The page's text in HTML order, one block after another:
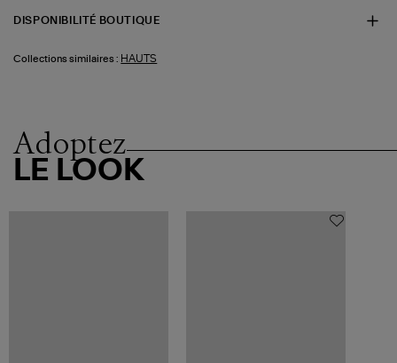
DISPONIBILITÉ BOUTIQUE
Collections similaires : HAUTS
Adoptez
LE LOOK